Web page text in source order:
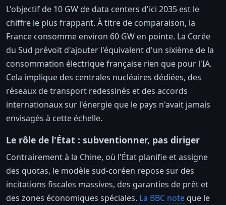
L'objectif de 10 GW de data centers d'ici 2035 est le
chiffre le plus frappant. À titre de comparaison, la
France consomme environ 60 GW en pointe. La Corée
du Sud prévoit d'ajouter l'équivalent d'un sixième de la
consommation électrique française rien que pour l'IA.
Cela implique des centrales nucléaires dédiées, des
réseaux de transport redessinés et des accords
internationaux sur l'énergie que le pays n'avait jamais
envisagés à cette échelle.
Le rôle de l'État : subventionner, pas diriger
Contrairement à la Chine, où l'État planifie et assigne
des quotas, le modèle sud-coréen repose sur des
incitations fiscales massives, des garanties de prêt et
des zones économiques spéciales. La BBC note que le